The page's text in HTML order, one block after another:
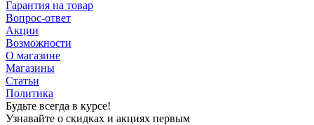
Гарантия на товар
Вопрос-ответ
Акции
Возможности
О магазине
Магазины
Статьи
Политика
Будьте всегда в курсе!
Узнавайте о скидках и акциях первым